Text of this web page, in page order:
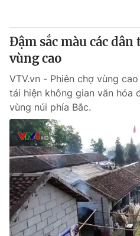
Tổng Biên tập:Vũ Thanh Thủy
Phó Tổng Biên tập:Nguyễn Thị
Nguyễn Trọng Ninh
024.38 355 931 -
Ðiện thoại Thời báo VTV:024.66
Email: toasoan@vtv.vn
Liên hệ quảng cáo:
Đậm sắc màu các
vùng cao
VTV.vn - Phiên chợ vùng
tái hiện không gian văn hóa
vùng núi phía Bắc.